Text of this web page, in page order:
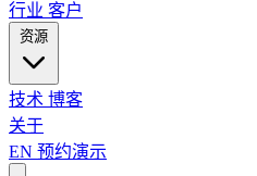
行业 客户
技术 博客
关于
EN 预约演示